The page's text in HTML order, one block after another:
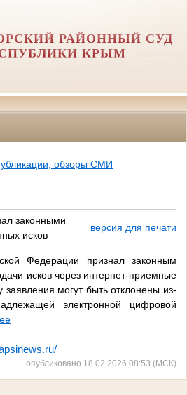
РАЙОННЫЙ СУД
КРЫМ
обзоры СМИ
законными
исков
версия для печати
Федерации признал законным
исков через интернет-приемные
заявления могут быть отклонены из-
электронной цифровой
опубликовано 18.02.2026 08:53 (МСК)